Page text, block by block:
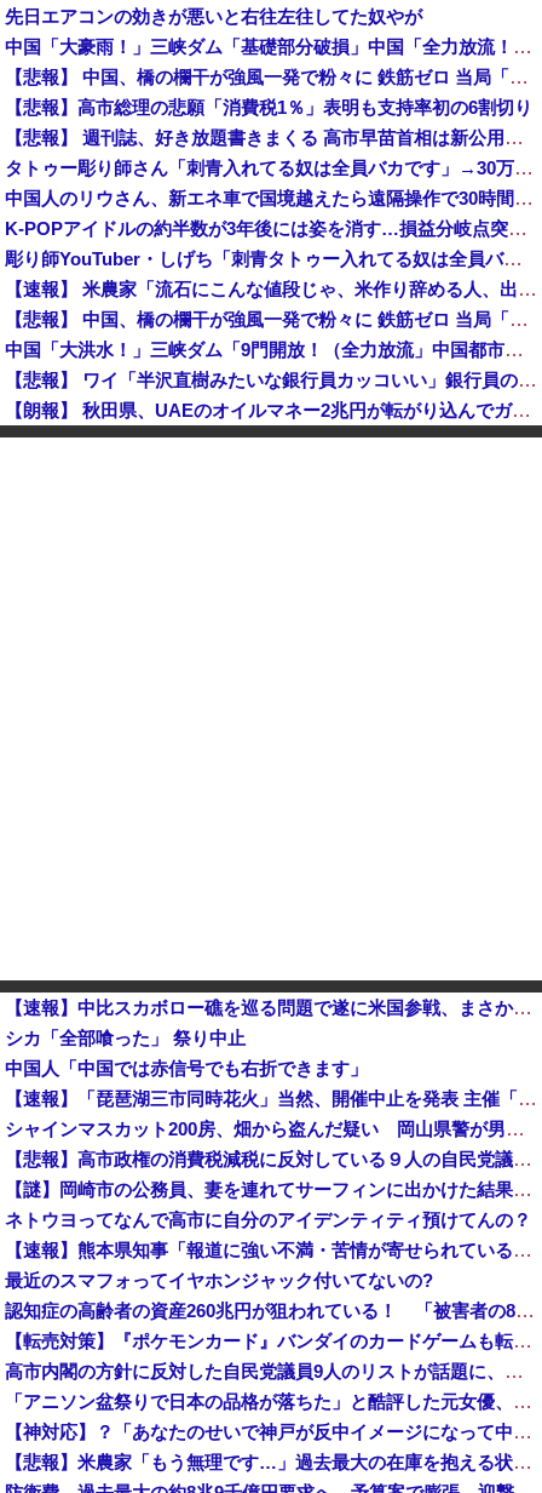
先日エアコンの効きが悪いと右往左往してた奴やが
中国「大豪雨！」三峡ダム「基礎部分破損」中国「全力放流！」台風13号「中国上陸予測」台風15号「中国接近（画像」中国「台風同時上陸！（穀物生産が壊滅危機」→
【悲報】 中国、橋の欄干が強風一発で粉々に 鉄筋ゼロ 当局「接着剤でくっつけただけ」「正常で、品質問題はない」
【悲報】高市総理の悲願「消費税1％」表明も支持率初の6割切り
【悲報】 週刊誌、好き放題書きまくる 高市早苗首相は新公用車の贅を尽くした後部座席でたばこを吸うのが至福の時間「どんどん延びる乗車時間」
タトゥー彫り師さん「刺青入れてる奴は全員バカです」→30万再生ｗｗｗｗｗｗ
中国人のリウさん、新エネ車で国境越えたら遠隔操作で30時間ロックされる！
K-POPアイドルの約半数が3年後には姿を消す…損益分岐点突破は4％未満
彫り師YouTuber・しげち「刺青タトゥー入れてる奴は全員バカです」「すごい民度低い」「5000円好きなんすよ、バカって」
【速報】 米農家「流石にこんな値段じゃ、米作り辞める人、出るんじゃないかなあ？？」
【悲報】 中国、橋の欄干が強風一発で粉々に 鉄筋ゼロ 当局「接着剤でくっつけただけ」「正常で、品質問題はない」
中国「大洪水！」三峡ダム「9門開放！（全力放流」中国都市「三峡沿線の道路水没」中国政府「高速道路封鎖！」中国ダム「緊急放流に合わせて開門（土砂崩れ発生」→
【悲報】 ワイ「半沢直樹みたいな銀行員カッコいい」銀行員の友人「あんな奴居ねえよ」
【朗報】 秋田県、UAEのオイルマネー2兆円が転がり込んでガチで東北最強になるぞｗｗｗｗｗｗｗ
【速報】 蓮舫「蓮舫だから叩いて良いという報道」 ネット「高市だから叩いて良いをやってるのがお前だろ」
【速報】中比スカボロー礁を巡る問題で遂に米国参戦、まさかのこっち擁護であっち批判！！他
シカ「全部喰った」 祭り中止
中国人「中国では赤信号でも右折できます」
【速報】「琵琶湖三市同時花火」当然、開催中止を発表 主催「今後案内するので個別返信できません」返金明言なく今後ご案内で終わる
シャインマスカット200房、畑から盗んだ疑い 岡山県警が男を逮捕 倉敷市 [8/9]
【悲報】高市政権の消費税減税に反対している９人の自民党議員が全て判明！！！！ やっぱりコイツラかｗｗｗｗｗ
【謎】岡崎市の公務員、妻を連れてサーフィンに出かけた結果・・・
ネトウヨってなんで高市に自分のアイデンティティ預けてんの？
【速報】熊本県知事「報道に強い不満・苦情が寄せられている」→TBSの報道特集がまさにそれな件
最近のスマフォってイヤホンジャック付いてないの?
認知症の高齢者の資産260兆円が狙われている！ 「被害者の8割がだまされた認識なし」
【転売対策】『ポケモンカード』バンダイのカードゲームも転売対策にマイナンバー導入開始、今月から抽選販売に本人認証、公式大会にも「効果バツグン」
高市内閣の方針に反対した自民党議員9人のリストが話題に、「岩屋はどこへ行った？」との指摘もあるが……
「アニソン盆祭りで日本の品格が落ちた」と酷評した元女優、「あんたが品格を語るのかよ！」と総ツッコミを食らってしまい……
【神対応】？「あなたのせいで神戸が反中イメージになって中国人が来なくなる！」 → 神戸市議「で？」ｗｗｗｗｗｗｗｗｗｗｗｗｗｗｗ
【悲報】米農家「もう無理です…」過去最大の在庫を抱える状態で新米収穫